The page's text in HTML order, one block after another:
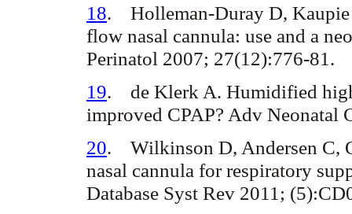
18. Holleman-Duray D,
flow nasal cannula: use and a
Perinatol 2007; 27(12):776-81.
19. de Klerk A. Humidified
improved CPAP? Adv
20. Wilkinson D, Andersen C,
nasal cannula for respiratory
Database Syst Rev 2011;